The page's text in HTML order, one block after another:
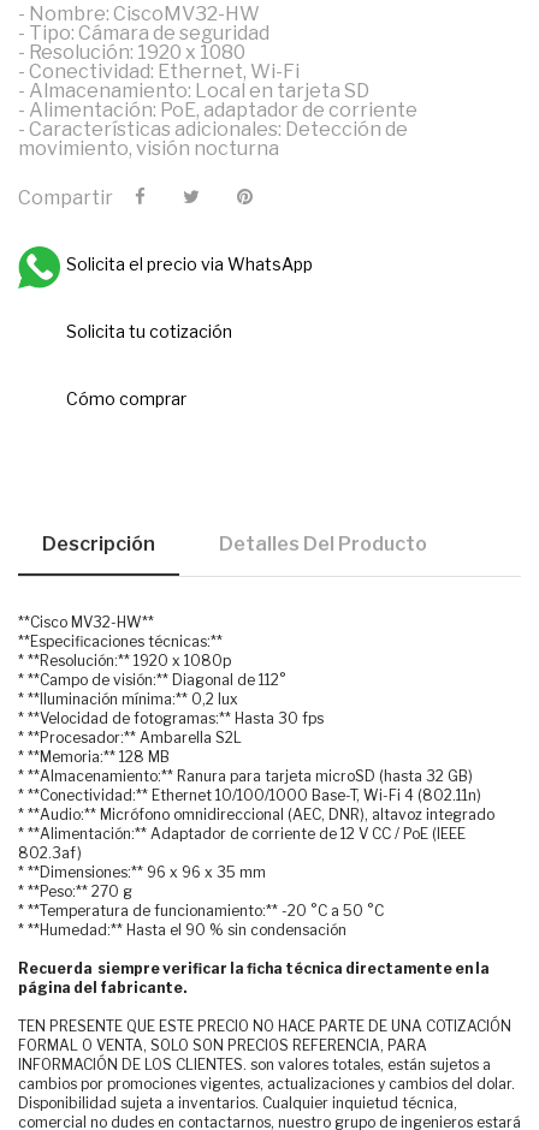
- Nombre: CiscoMV32-HW
- Tipo: Cámara de seguridad
- Resolución: 1920 x 1080
- Conectividad: Ethernet, Wi-Fi
- Almacenamiento: Local en tarjeta SD
- Alimentación: PoE, adaptador de corriente
- Características adicionales: Detección de
movimiento, visión nocturna
Compartir
Solicita el precio via WhatsApp
Solicita tu cotización
Cómo comprar
Descripción Detalles Del Producto
**Cisco MV32-HW**
**Especificaciones técnicas:**
* **Resolución:** 1920 x 1080p
* **Campo de visión:** Diagonal de 112°
* **Iluminación mínima:** 0,2 lux
* **Velocidad de fotogramas:** Hasta 30 fps
* **Procesador:** Ambarella S2L
* **Memoria:** 128 MB
* **Almacenamiento:** Ranura para tarjeta microSD (hasta 32 GB)
* **Conectividad:** Ethernet 10/100/1000 Base-T, Wi-Fi 4 (802.11n)
* **Audio:** Micrófono omnidireccional (AEC, DNR), altavoz integrado
* **Alimentación:** Adaptador de corriente de 12 V CC / PoE (IEEE
802.3af)
* **Dimensiones:** 96 x 96 x 35 mm
* **Peso:** 270 g
* **Temperatura de funcionamiento:** -20 °C a 50 °C
* **Humedad:** Hasta el 90 % sin condensación
Recuerda siempre verificar la ficha técnica directamente en la
página del fabricante.
TEN PRESENTE QUE ESTE PRECIO NO HACE PARTE DE UNA COTIZACIÓN
FORMAL O VENTA, SOLO SON PRECIOS REFERENCIA, PARA
INFORMACIÓN DE LOS CLIENTES. son valores totales, están sujetos a
cambios por promociones vigentes, actualizaciones y cambios del dolar.
Disponibilidad sujeta a inventarios. Cualquier inquietud técnica,
comercial no dudes en contactarnos, nuestro grupo de ingenieros estará